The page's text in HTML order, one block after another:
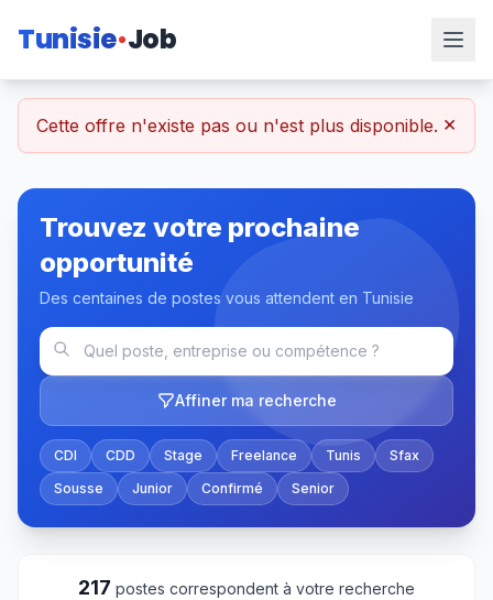
Tunisie Job
Cette offre n'existe pas ou n'est plus disponible. ×
Trouvez votre prochaine
opportunité
Des centaines de postes vous attendent en Tunisie
Affiner ma recherche
CDI CDD Stage Freelance Tunis
Sfax
Sousse
Junior Confirmé Senior
217 postes correspondent à votre recherche